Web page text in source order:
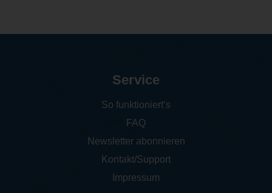
Service
So funktioniert‘s
FAQ
Newsletter abonnieren
Kontakt/Support
Impressum